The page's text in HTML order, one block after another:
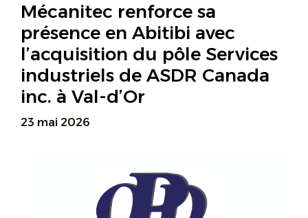
Mécanitec renforce sa
présence en Abitibi avec
l’acquisition du pôle Services
industriels de ASDR Canada
inc. à Val-d’Or
23 mai 2026